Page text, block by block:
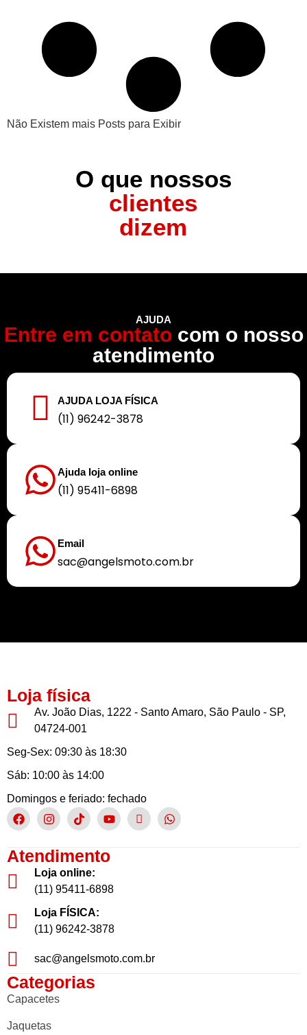
Não Existem mais Posts para Exibir
O que nossos
clientes
dizem
AJUDA
Entre em contatocom o nosso
atendimento
AJUDA LOJA FÍSICA
(11) 96242-3878
Ajuda loja online
(11) 95411-6898
Email
sac@angelsmoto.com.br
Loja física
Av. João Dias, 1222 - Santo Amaro, São Paulo - SP,
04724-001
Seg-Sex: 09:30 às 18:30
Sáb: 10:00 às 14:00
Domingos e feriado: fechado
Atendimento
Loja online:
(11) 95411-6898
Loja FÍSICA:
(11) 96242-3878
sac@angelsmoto.com.br
Categorias
Capacetes
Jaquetas